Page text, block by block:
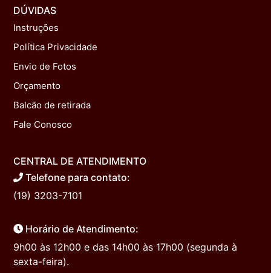
DÚVIDAS
Instruções
Política Privacidade
Envio de Fotos
Orçamento
Balcão de retirada
Fale Conosco
CENTRAL DE ATENDIMENTO
Telefone para contato:
(19) 3203-7101
Horário de Atendimento:
9h00 às 12h00 e das 14h00 às 17h00 (segunda à
sexta-feira).